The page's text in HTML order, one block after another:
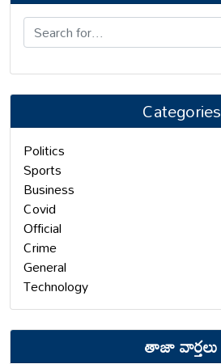
Categories
Politics
Sports
Business
Covid
Official
Crime
General
Technology
తాజా వార్తలు